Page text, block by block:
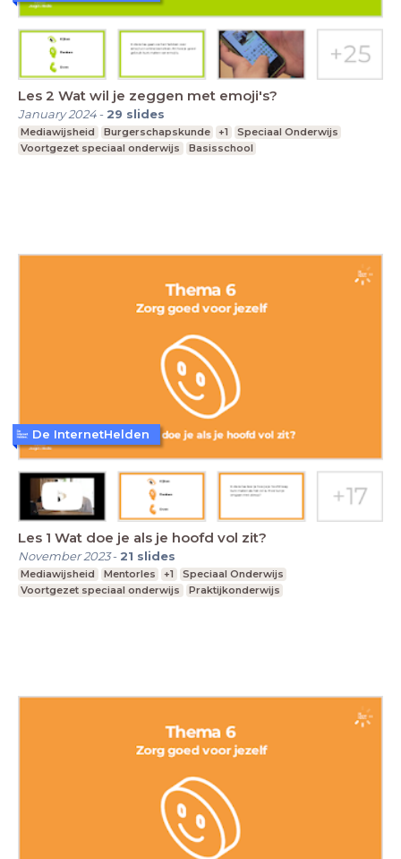
Les 2 Wat wil je zeggen met emoji's?
January 2024- 29 slides
Mediawijsheid Burgerschapskunde +1
Speciaal Onderwijs
Voortgezet speciaal onderwijs
Basisschool
Les 1 Wat doe je als je hoofd vol zit?
November 2023- 21 slides
Mediawijsheid Mentorles +1
Speciaal Onderwijs
Voortgezet speciaal onderwijs
Praktijkonderwijs
De InternetHelden